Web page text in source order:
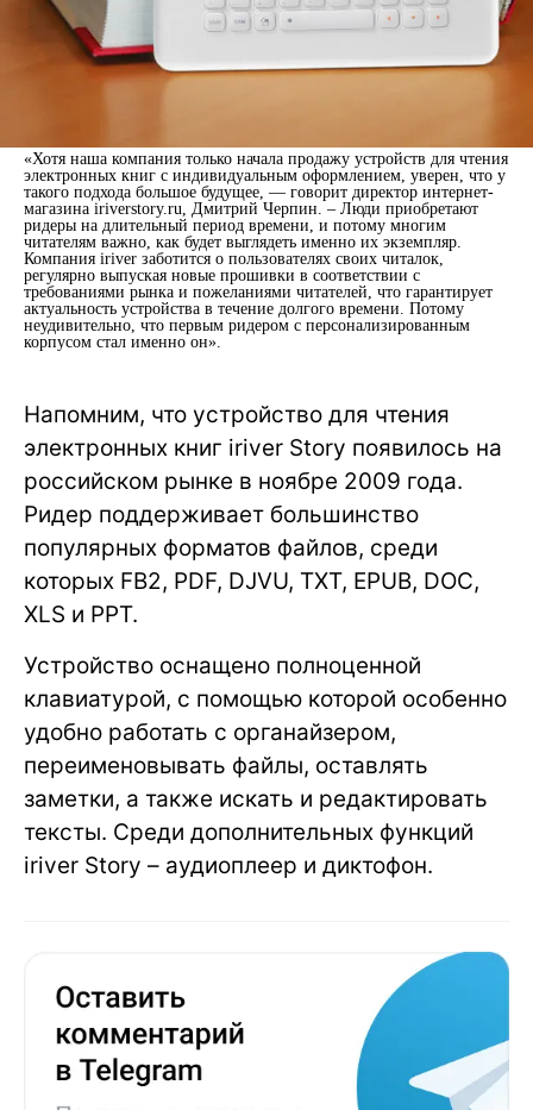
«Хотя наша компания только начала продажу устройств для чтения
электронных книг с индивидуальным оформлением, уверен, что у
такого подхода большое будущее, — говорит директор интернет-
магазина iriverstory.ru, Дмитрий Черпин. – Люди приобретают
ридеры на длительный период времени, и потому многим
читателям важно, как будет выглядеть именно их экземпляр.
Компания iriver заботится о пользователях своих читалок,
регулярно выпуская новые прошивки в соответствии с
требованиями рынка и пожеланиями читателей, что гарантирует
актуальность устройства в течение долгого времени. Потому
неудивительно, что первым ридером с персонализированным
корпусом стал именно он».
Напомним, что устройство для чтения
электронных книг iriver Story появилось на
российском рынке в ноябре 2009 года.
Ридер поддерживает большинство
популярных форматов файлов, среди
которых FB2, PDF, DJVU, TXT, EPUB, DOC,
XLS и PPT.
Устройство оснащено полноценной
клавиатурой, с помощью которой особенно
удобно работать с органайзером,
переименовывать файлы, оставлять
заметки, а также искать и редактировать
тексты. Среди дополнительных функций
iriver Story – аудиоплеер и диктофон.